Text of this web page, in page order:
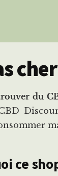
du
ce